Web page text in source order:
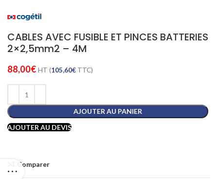
CABLES AVEC FUSIBLE ET PINCES BATTERIES
2×2,5mm2 – 4M
88,00€ HT (105,60€ TTC)
AJOUTER AU PANIER
AJOUTER AU DEVIS
Comparer